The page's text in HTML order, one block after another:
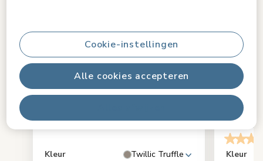
Alle cookies accepteren
Cookie-instellingen
4.5 (129)
Kleur Twillic Truffle
360
Kleur